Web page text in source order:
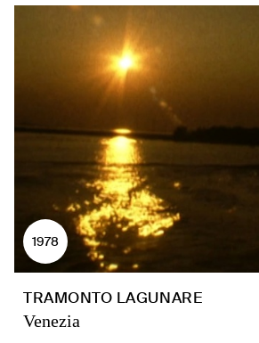
1978
TRAMONTO LAGUNARE
Venezia